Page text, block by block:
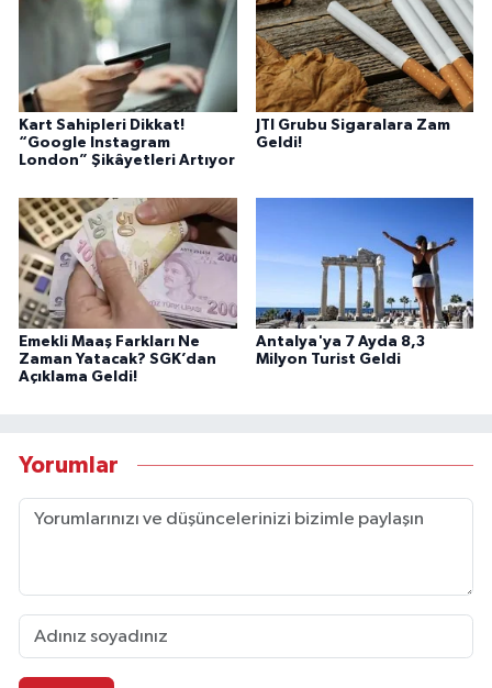
Kart Sahipleri Dikkat!
“Google Instagram
London” Şikâyetleri Artıyor
JTI Grubu Sigaralara Zam
Geldi!
Emekli Maaş Farkları Ne
Zaman Yatacak? SGK’dan
Açıklama Geldi!
Antalya'ya 7 Ayda 8,3
Milyon Turist Geldi
Yorumlar